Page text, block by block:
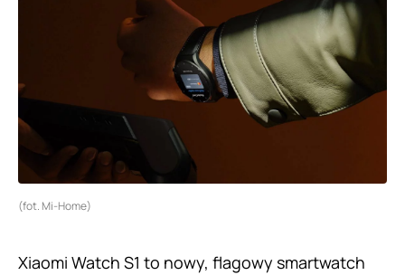
(fot. Mi-Home)
Xiaomi Watch S1 to nowy, flagowy smartwatch